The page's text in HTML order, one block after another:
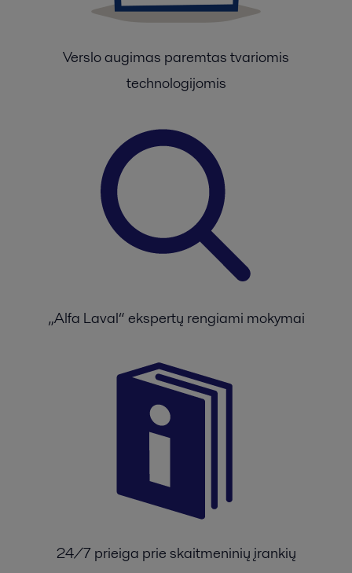
Verslo augimas paremtas tvariomis
technologijomis
„Alfa Laval“ ekspertų rengiami mokymai
24/7 prieiga prie skaitmeninių įrankių